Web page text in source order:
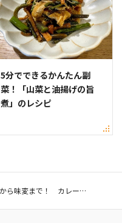
5分でできるかんたん副
菜！「山菜と油揚げの旨
煮」のレシピ
ボリュームアップから味変まで！ カレーのおすすめトッピング12選